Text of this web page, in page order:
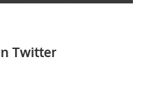
Twitter